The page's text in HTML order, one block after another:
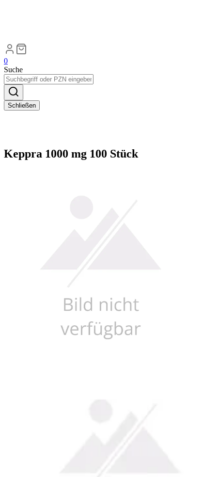
0
Suche
Schließen
Keppra 1000 mg 100 Stück